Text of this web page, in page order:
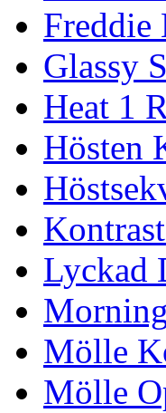
Freddie
Glassy
Heat 1
Hösten
Lyckad
Mölle
Mölle